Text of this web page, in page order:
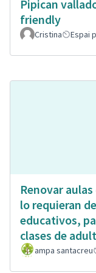
Pipican
friendly
Cristina
Espai
Renovar
lo requieran
educativos,
clases de
ampa santacreu